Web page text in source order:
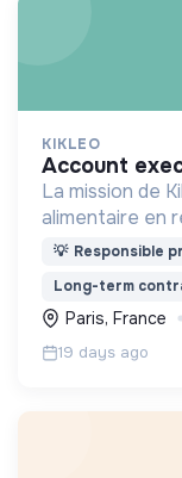
KIKLEO
account
La mission de
alimentaire en
💡 Responsible
Long-term
Paris, France
19 days ago